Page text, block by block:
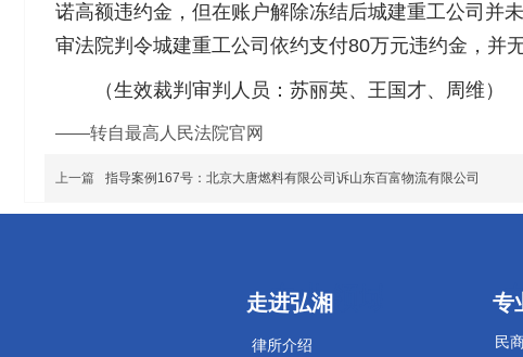
诺高额违约金，但在账户解除冻结后城建重工公司并
审法院判令城建重工公司依约支付80万元违约金，并无
（生效裁判审判人员：苏丽英、王国才、周维）
——转自最高人民法院官网
上一篇 指导案例167号：北京大唐燃料有限公司诉山东百富物流有限公司
律所介绍
专业领域
走进弘湘
民
专